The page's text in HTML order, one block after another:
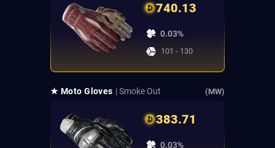
740.13
0.03%
101 - 130
★ Moto Gloves | Smoke Out (MW)
383.71
0.03%